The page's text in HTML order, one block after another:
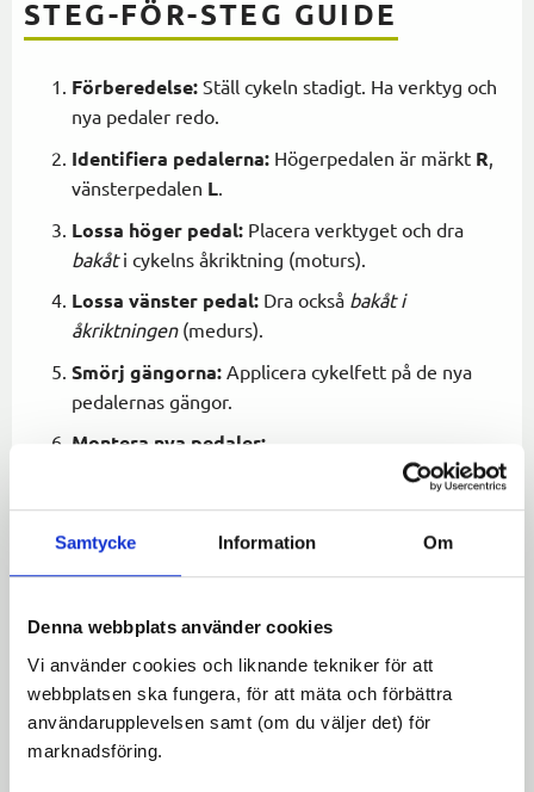
Samtycke Information Om
Denna webbplats använder cookies
Vi använder cookies och liknande tekniker för att
webbplatsen ska fungera, för att mäta och förbättra
användarupplevelsen samt (om du väljer det) för
marknadsföring.
STEG-FÖR-STEG GUIDE
Förberedelse: Ställ cykeln stadigt. Ha verktyg och
nya pedaler redo.
Identifiera pedalerna: Högerpedalen är märkt R
vänsterpedalen L
Lossa höger pedal: Placera verktyget och dra
bakåti cykelns åkriktning (moturs).
Lossa vänster pedal: Dra också bakåt i
åkriktningen(medurs).
Smörj gängorna: Applicera cykelfett på de nya
pedalernas gängor.
Montera nya pedaler:
med verktyget tills de sitter ordentligt.
VIKTIGA TIPS